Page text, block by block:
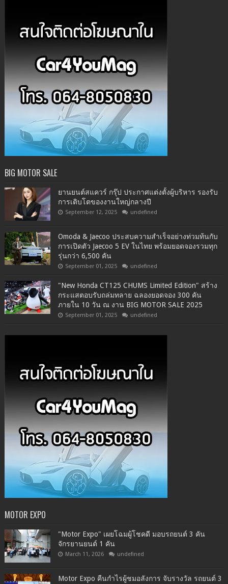
BIG MOTOR SALE
ยานยนต์สแควร์ กรุ๊ป ประกาศแต่งตั้งผู้บริหาร รองรับ
การเติบโตของงานใหญ่กลางปี
September 12, 2025 undefined
Omoda & Jaecoo ประสบความสำเร็จอย่างท่วมท้นกับ
การเปิดตัว Jaecoo 5 EV ในไทย พร้อมยอดจองรวมทุก
รุ่นกว่า 6,500 คัน
September 01, 2025 undefined
"New Honda CT125 CHUMS Limited Edition" สร้าง
กระแสตอบรับถล่มทลาย ฉลองยอดจอง 300 คัน
ภายใน 10 วัน ณ งาน BIG MOTOR SALE 2025
September 01, 2025 undefined
MOTOR EXPO
"Motor Expo" เผยโฉมผู้โชคดี มอบรถยนต์ 3 คัน
จักรยานยนต์ 1 คัน
March 11, 2026 undefined
Motor Expo คืนกำไรผู้ชมอลังการ จับรางวัล รถยนต์ 3